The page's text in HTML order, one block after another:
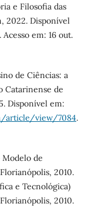
e Filosofia das
2022. Disponível
Acesso em: 16 out.
de Ciências: a
Catarinense de
Disponível em:
article/view/7084.
Modelo de
2010.
e Tecnológica)
2010.